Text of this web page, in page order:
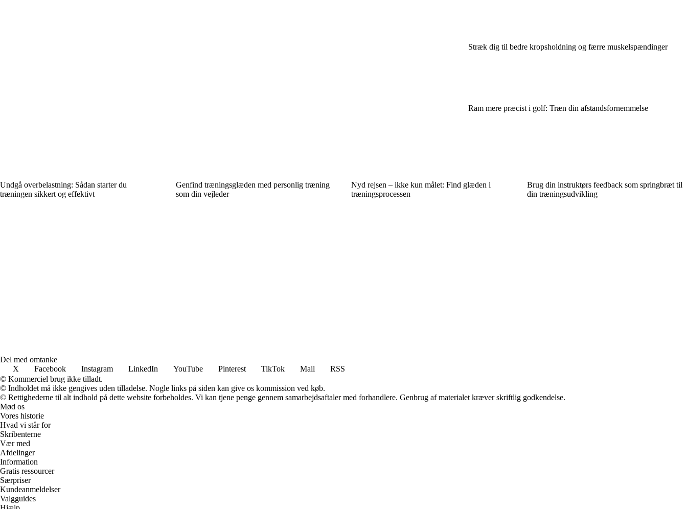
Stræk dig til bedre kropsholdning og færre muskelspændinger
Ram mere præcist i golf: Træn din afstandsfornemmelse
Undgå overbelastning: Sådan starter du
træningen sikkert og effektivt
Genfind træningsglæden med personlig træning
som din vejleder
Nyd rejsen – ikke kun målet: Find glæden i
træningsprocessen
Brug din instruktørs feedback som springbræt til
din træningsudvikling
Del med omtanke
X
Facebook Instagram LinkedIn YouTube Pinterest TikTok Mail
RSS
© Kommerciel brug ikke tilladt.
© Indholdet må ikke gengives uden tilladelse. Nogle links på siden kan give os kommission ved køb.
© Rettighederne til alt indhold på dette website forbeholdes. Vi kan tjene penge gennem samarbejdsaftaler med forhandlere. Genbrug af materialet kræver skriftlig godkendelse.
Mød os
Vores historie
Hvad vi står for
Skribenterne
Vær med
Afdelinger
Information
Gratis ressourcer
Særpriser
Kundeanmeldelser
Valgguides